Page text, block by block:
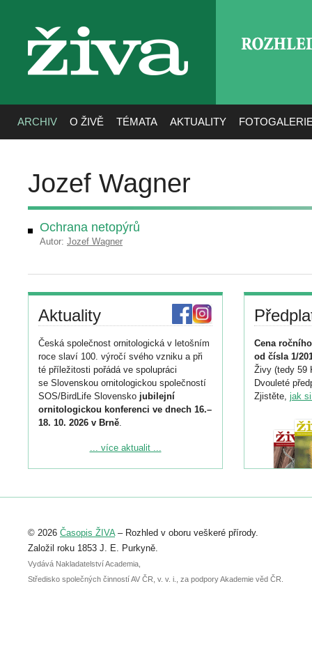
živa
ARCHIV O ŽIVĚ TÉMATA AKTUALITY
Jozef Wagner
Ochrana netopýrů
Autor: Jozef Wagner
Aktuality
Česká společnost ornitologická v letošním
roce slaví 100. výročí svého vzniku a při
té příležitosti pořádá ve spolupráci
se Slovenskou ornitologickou společností
SOS/BirdLife Slovensko jubilejní
ornitologickou konferenci ve dnech 16.–
18. 10. 2026 v Brně.
Podrobnější informace ke konferenci
Registrovat se můžete do 6. září.
abstraktu přihlášené přednášky nebo
posteru je už 30. června.
... více aktualit ...
Cena
od čísla 1/
Živy (tedy 59
Dvouleté
Zjistěte, jak
© 2026 Časopis ŽIVA– Rozhled v oboru veškeré přírody.
Založil roku 1853 J. E. Purkyně.
Vydává Nakladatelství Academia,
Středisko společných činností AV ČR, v. v. i., za podpory Akademie věd ČR.